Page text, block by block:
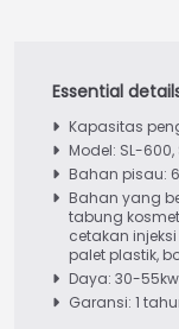
Kapasitas
Model: SL-600,
Bahan pisau:
Bahan yang
tabung
cetakan
palet plastik,
Daya: 30-55kw
Garansi: 1